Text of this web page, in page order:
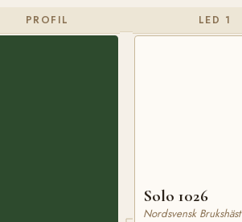
PROFIL LED 1
Solo 1026
Nordsvensk Brukshäst